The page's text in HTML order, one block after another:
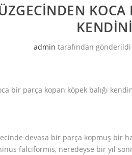
admin tarafından
devasa bir parça kopmuş bir
falciformis, neredeyse bir yıl